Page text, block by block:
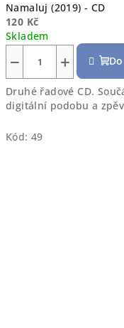
Namaluj (2019) - CD
120 Kč
Skladem
+
−
Druhé řadové CD.
digitální podobu a
Kód: 49